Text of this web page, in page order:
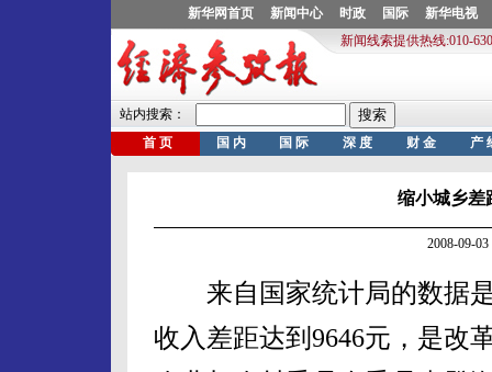
缩小城乡差
2008-09-
来自国家统计局的数据是
收入差距达到9646元，是改